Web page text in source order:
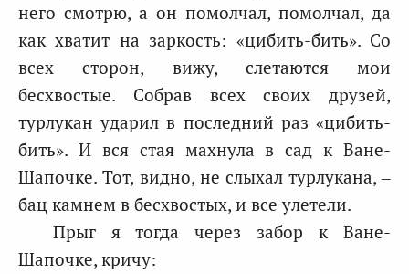
него смотрю, а он помолчал, помолчал, да
как хватит на заркость: «цибить-бить». Со
всех сторон, вижу, слетаются мои
бесхвостые. Собрав всех своих друзей,
турлукан ударил в последний раз «цибить-
бить». И вся стая махнула в сад к Ване-
Шапочке. Тот, видно, не слыхал турлукана, –
бац камнем в бесхвостых, и все улетели.
Прыг я тогда через забор к Ване-
Шапочке, кричу: